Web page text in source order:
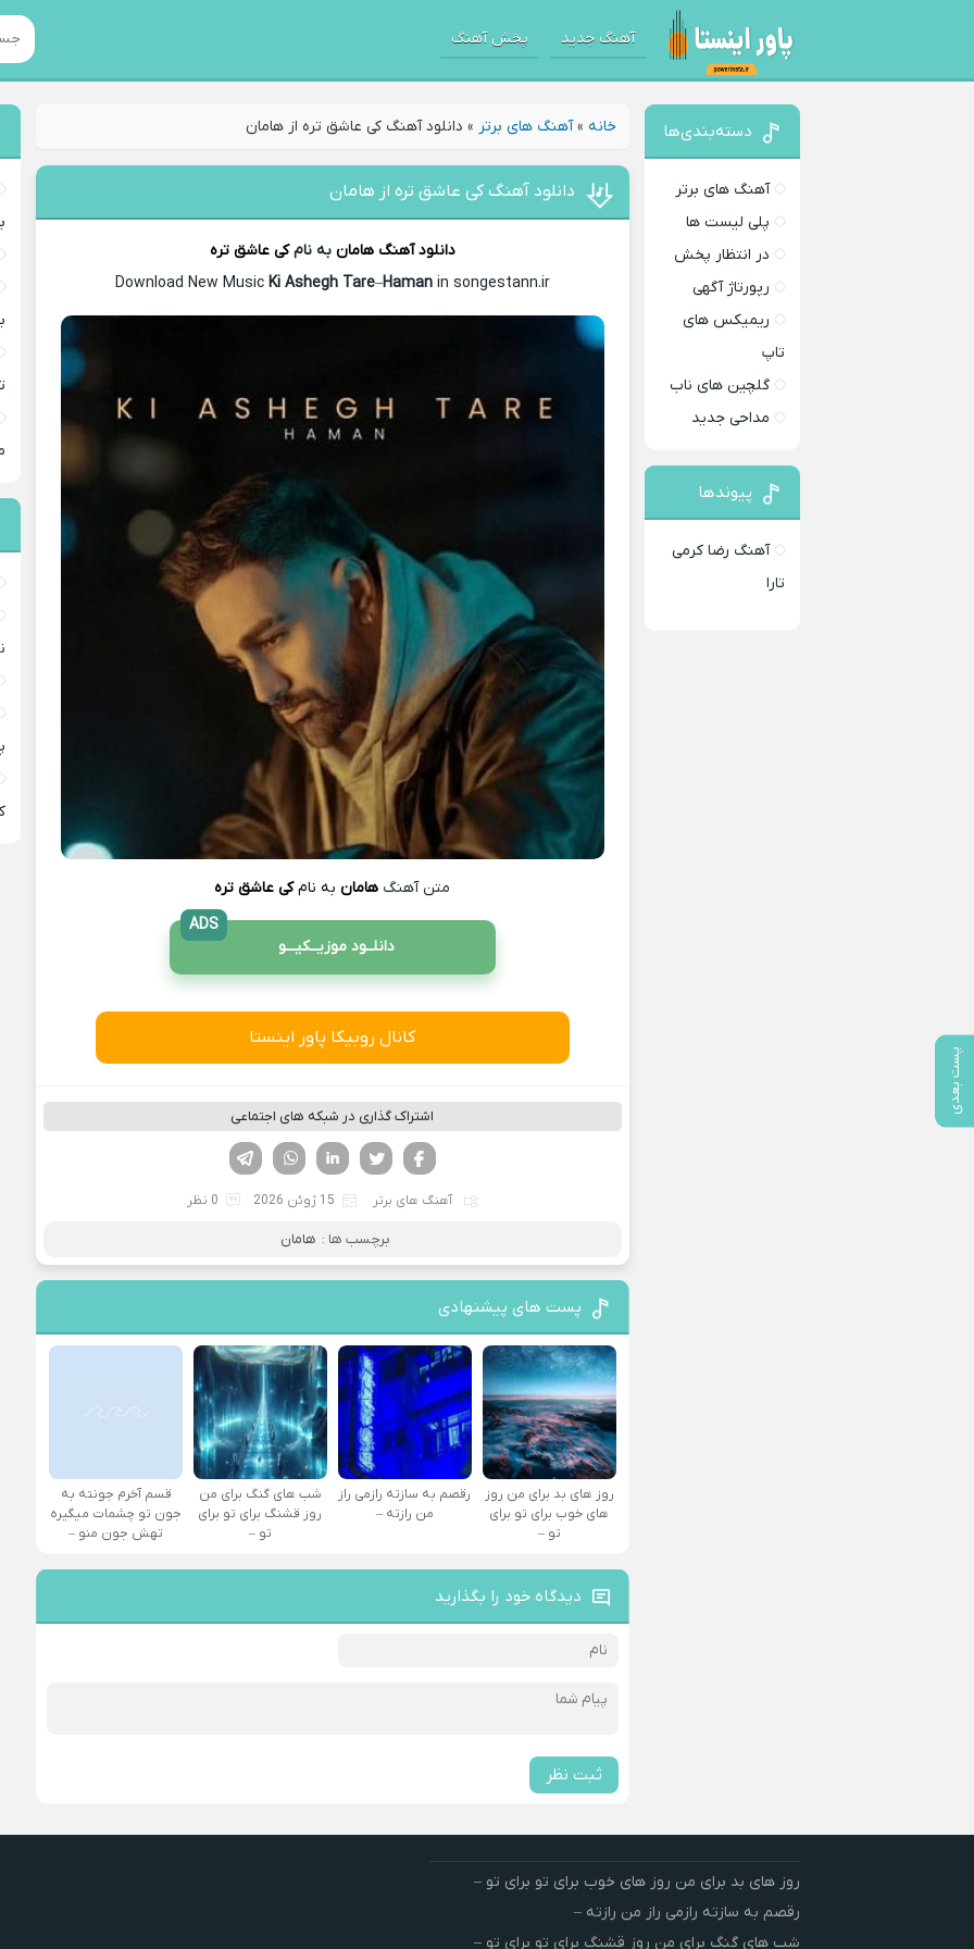
آهنگ جدید پخش آهنگ
خانه »آهنگ های برتر » دانلود آهنگ کی عاشق تره از هامان
پست بعدی
دانلود آهنگ کی عاشق تره از هامان
دانلود آهنگ هامان به نامکی عاشق تره
Download New Music Ki Ashegh Tare–Hamanin songestann.ir
متن آهنگ هامان به نامکی عاشق تره
دانلــود موزیــکیـــو
ADS
کانال روبیکا پاور اینستا
اشتراک گذاری در شبکه های اجتماعی
لینکدین تویتر
فیسوک
آهنگ های برتر 15 ژوئن 2026 0 نظر
برچسب ها : هامان
پست های پیشنهادی
روز های بد برای من روز
های خوب برای تو برای
تو –
رقصم به سازته رازمی راز
من رازته –
شب های گنگ برای من
روز قشنگ برای تو برای
تو –
قسم آخرم جونته به
جون تو چشمات میگیره
تهش جون منو –
دیدگاه خود را بگذارید
ثبت نظر
دسته‌بندی‌ها
آهنگ های برتر
پلی لیست ها
در انتظار پخش
رپورتاژ آگهی
ریمیکس های
تاپ
گلچین های ناب
مداحی جدید
پیوندها
آهنگ رضا کرمی
تارا
روز های بد برای من روز های خوب برای تو برای تو –
رقصم به سازته رازمی راز من رازته –
شب های گنگ برای من روز قشنگ برای تو برای تو –